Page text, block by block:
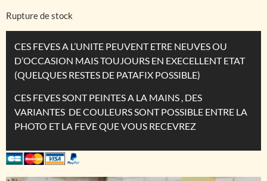
Rupture de stock
CES FEVES A L’UNITE PEUVENT ETRE NEUVES OU
D’OCCASION MAIS TOUJOURS EN EXECELLENT ETAT
(QUELQUES RESTES DE PATAFIX POSSIBLE)
CES FEVES SONT PEINTES A LA MAINS , DES
VARIANTES DE COULEURS SONT POSSIBLE ENTRE LA
PHOTO ET LA FEVE QUE VOUS RECEVREZ